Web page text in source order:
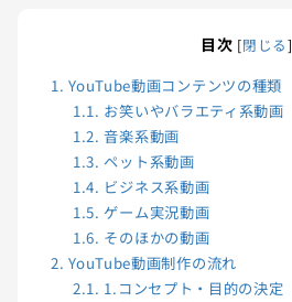
目次 [閉じる]
1. YouTube動画コンテンツの種類
1.1. お笑いやバラエティ系動画
1.2. 音楽系動画
1.3. ペット系動画
1.4. ビジネス系動画
1.5. ゲーム実況動画
1.6. そのほかの動画
2. YouTube動画制作の流れ
2.1. 1.コンセプト・目的の決定